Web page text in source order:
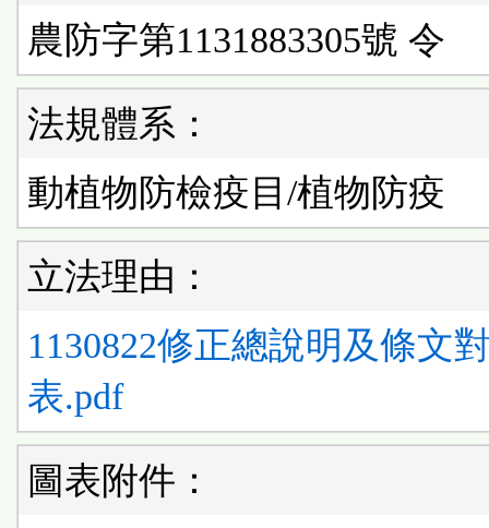
農防字第1131883305號 令
法規體系：
動植物防檢疫目/植物防疫
立法理由：
1130822修正總說明及條文
表.pdf
圖表附件：